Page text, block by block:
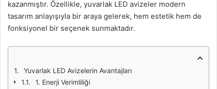
kazanmıştır. Özellikle, yuvarlak LED avizeler modern
tasarım anlayışıyla bir araya gelerek, hem estetik hem de
fonksiyonel bir seçenek sunmaktadır.
Yuvarlak LED Avizelerin Avantajları
1. Enerji Verimliliği